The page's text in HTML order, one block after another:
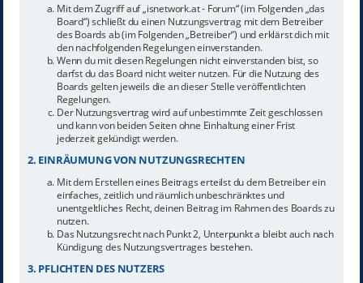
Mit dem Zugriff auf „isnetwork.at - Forum“ (im Folgenden „das
Board“) schließt du einen Nutzungsvertrag mit dem Betreiber
des Boards ab (im Folgenden „Betreiber“) und erklärst dich mit
den nachfolgenden Regelungen einverstanden.
Wenn du mit diesen Regelungen nicht einverstanden bist, so
darfst du das Board nicht weiter nutzen. Für die Nutzung des
Boards gelten jeweils die an dieser Stelle veröffentlichten
Regelungen.
Der Nutzungsvertrag wird auf unbestimmte Zeit geschlossen
und kann von beiden Seiten ohne Einhaltung einer Frist
jederzeit gekündigt werden.
2. EINRÄUMUNG VON NUTZUNGSRECHTEN
Mit dem Erstellen eines Beitrags erteilst du dem Betreiber ein
einfaches, zeitlich und räumlich unbeschränktes und
unentgeltliches Recht, deinen Beitrag im Rahmen des Boards zu
nutzen.
Das Nutzungsrecht nach Punkt 2, Unterpunkt a bleibt auch nach
Kündigung des Nutzungsvertrages bestehen.
3. PFLICHTEN DES NUTZERS